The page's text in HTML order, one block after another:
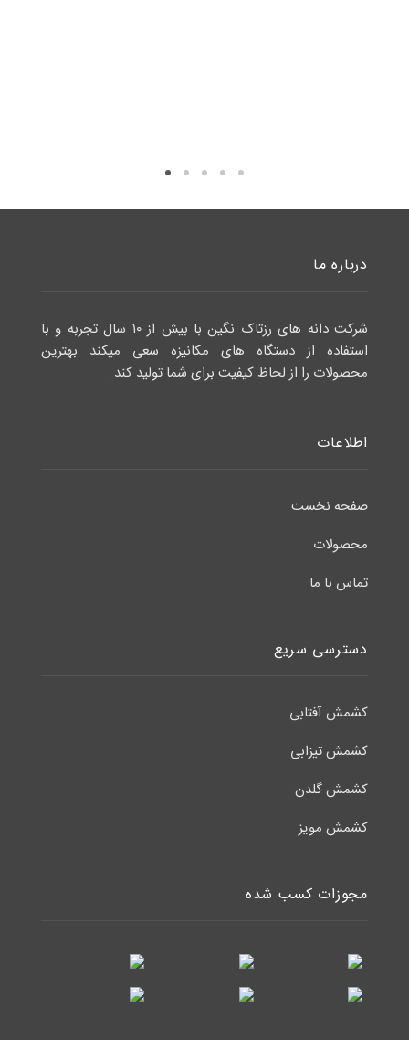
درباره ما
شرکت دانه های رزتاک نگین با بیش از ۱۰ سال تجربه و با
استفاده از دستگاه های مکانیزه سعی میکند بهترین
محصولات را از لحاظ کیفیت برای شما تولید کند.
اطلاعات
صفحه نخست
محصولات
تماس با ما
دسترسی سریع
کشمش آفتابی
کشمش تیزابی
کشمش گلدن
کشمش مویز
مجوزات کسب شده